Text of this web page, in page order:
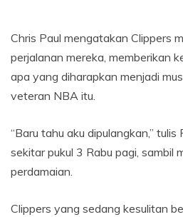
Chris Paul mengatakan Clippers
perjalanan mereka, memberikan
apa yang diharapkan menjadi
veteran NBA itu.
“Baru tahu aku dipulangkan,” tulis
sekitar pukul 3 Rabu pagi, sambil
perdamaian.
Clippers yang sedang kesulitan